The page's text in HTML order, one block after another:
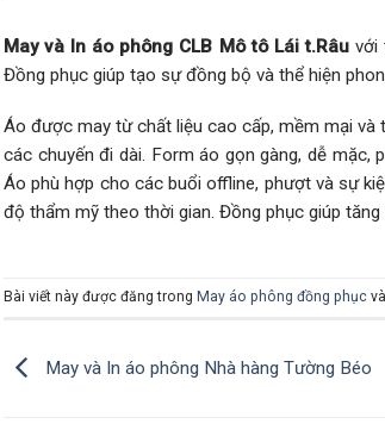
May và In áo phông CLB Mô tô Lái t.Râuvới
Đồng phục giúp tạo sự đồng bộ và thể hiện
Áo được may từ chất liệu cao cấp, mềm mại và
các chuyến đi dài. Form áo gọn gàng, dễ mặc,
Áo phù hợp cho các buổi offline, phượt và sự
độ thẩm mỹ theo thời gian. Đồng phục giúp
Bài viết này được đăng trong May áo phông đồng phục
May và In áo phông Nhà hàng Tường Béo